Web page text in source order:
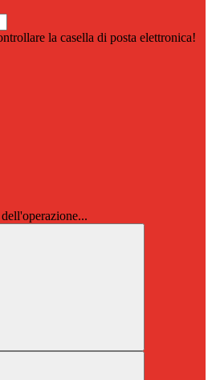
la casella di posta elettronica!